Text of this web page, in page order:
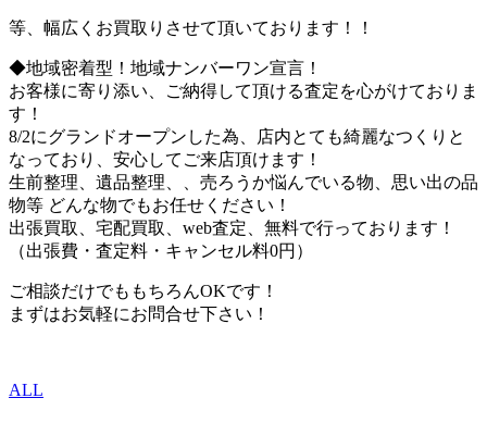
等、幅広くお買取りさせて頂いております！！
◆地域密着型！地域ナンバーワン宣言！
お客様に寄り添い、ご納得して頂ける査定を心がけておりま
す！
8/2にグランドオープンした為、店内とても綺麗なつくりと
なっており、安心してご来店頂けます！
生前整理、遺品整理、、売ろうか悩んでいる物、思い出の品
物等 どんな物でもお任せください！
出張買取、宅配買取、web査定、無料で行っております！
（出張費・査定料・キャンセル料0円）
ご相談だけでももちろんOKです！
まずはお気軽にお問合せ下さい！
ALL